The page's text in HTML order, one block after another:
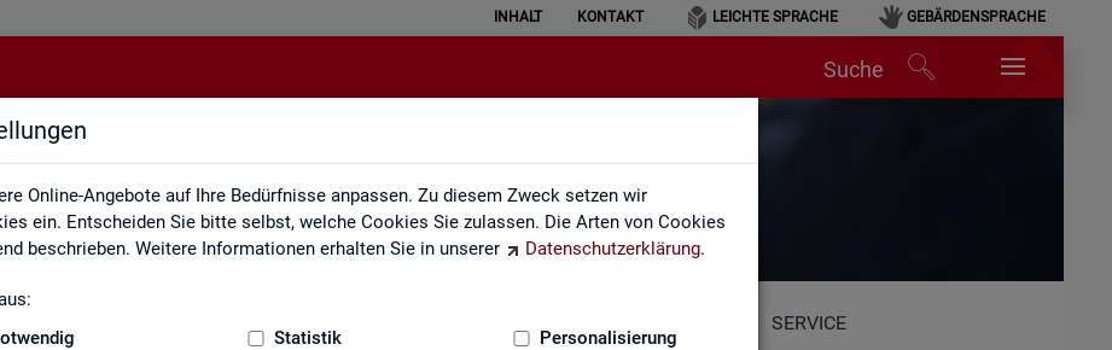
Online-Angebote auf Ihre Bedürfnisse anpassen. Zu diesem Zweck setzen wir
ein. Entscheiden Sie bitte selbst, welche Cookies Sie zulassen. Die Arten von Cookies
beschrieben. Weitere Informationen erhalten Sie in unserer
Datenschutzerklärung.
Statistik Personalisierung
INHALT KONTAKT LEICHTE SPRACHE GEBÄRDENSPRACHE
Suche
Literacy - Statistik verstehen
SERVICE